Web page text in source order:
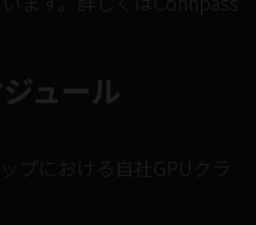
ュール
プにおける自社GPUクラ